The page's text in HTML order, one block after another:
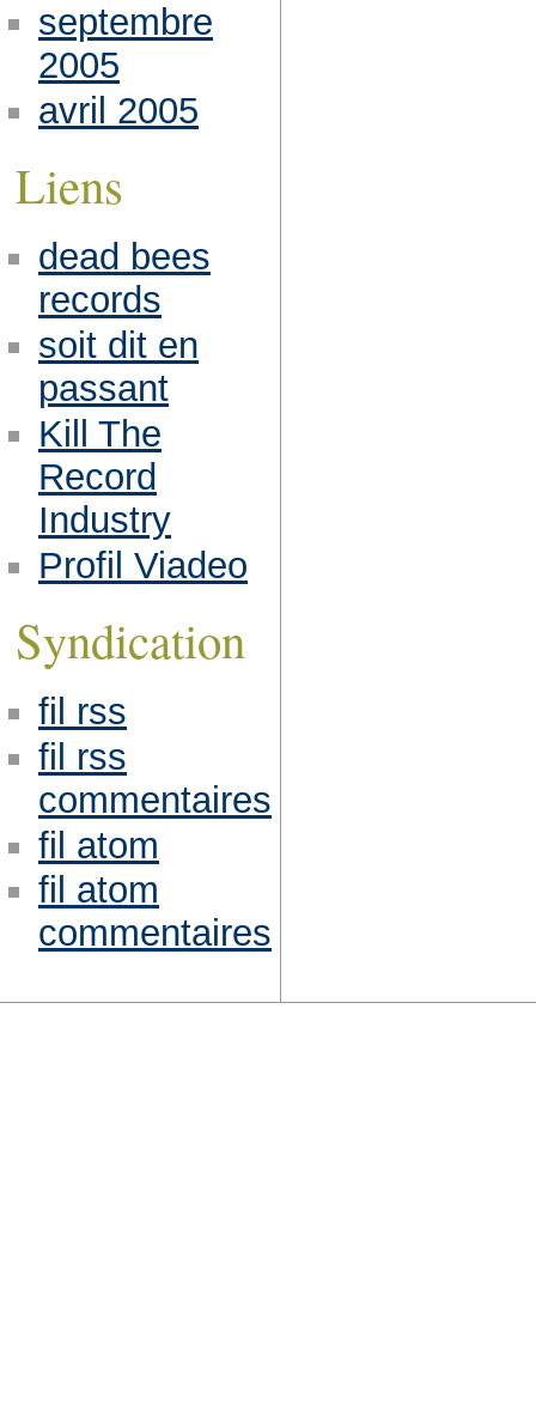
septembre
2005
avril 2005
Liens
dead bees
records
soit dit en
passant
Kill The
Record
Industry
Profil Viadeo
Syndication
fil rss
fil rss
commentaires
fil atom
fil atom
commentaires